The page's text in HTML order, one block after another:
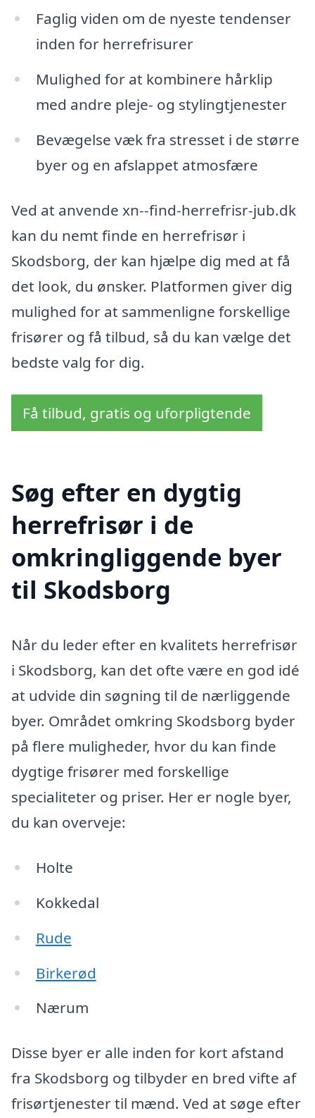
Faglig viden om de nyeste tendenser
inden for herrefrisurer
Mulighed for at kombinere hårklip
med andre pleje- og stylingtjenester
Bevægelse væk fra stresset i de større
byer og en afslappet atmosfære
Ved at anvende xn--find-herrefrisr-jub.dk
kan du nemt finde en herrefrisør i
Skodsborg, der kan hjælpe dig med at få
det look, du ønsker. Platformen giver dig
mulighed for at sammenligne forskellige
frisører og få tilbud, så du kan vælge det
bedste valg for dig.
Få tilbud, gratis og uforpligtende
Søg efter en dygtig
herrefrisør i de
omkringliggende byer
til Skodsborg
Når du leder efter en kvalitets herrefrisør
i Skodsborg, kan det ofte være en god idé
at udvide din søgning til de nærliggende
byer. Området omkring Skodsborg byder
på flere muligheder, hvor du kan finde
dygtige frisører med forskellige
specialiteter og priser. Her er nogle byer,
du kan overveje:
Holte
Kokkedal
Rude
Birkerød
Nærum
Disse byer er alle inden for kort afstand
fra Skodsborg og tilbyder en bred vifte af
frisørtjenester til mænd. Ved at søge efter